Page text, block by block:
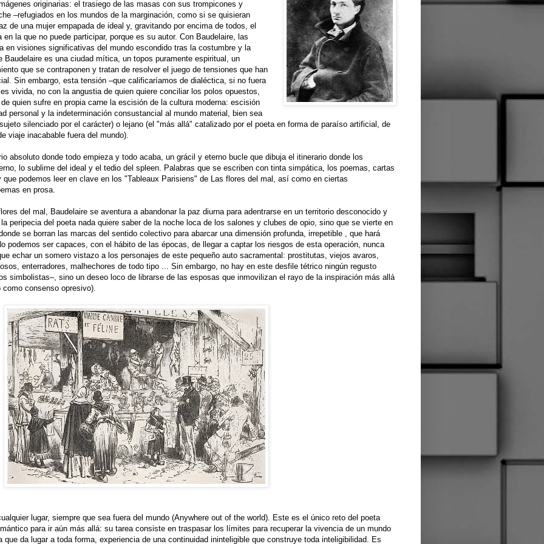
originarias: el trasiego de las masas con sus trompicones y
–refugiados en los mundos de la marginación, como si se quisieran
de una mujer empapada de ideal y, gravitando por encima de todos, el
la que no puede participar, porque es su autor. Con Baudelaire, las
en visiones significativas del mundo escondido tras la costumbre y la
es una ciudad mítica, un topos puramente espiritual, un
que se contraponen y tratan de resolver el juego de tensiones que han
Sin embargo, esta tensión –que calificaríamos de dialéctica, si no fuera
vivida, no con la angustia de quien quiere conciliar los polos opuestos,
quien sufre en propia carne la escisión de la cultura moderna: escisión
personal y la indeterminación consustancial al mundo material, bien sea
silenciado por el carácter) o lejano (el "más allá" catalizado por el poeta en forma de paraíso artificial, de
viaje inacabable fuera del mundo).
absoluto donde todo empieza y todo acaba, un grácil y eterno bucle que dibuja el itinerario donde los
lo sublime del ideal y el tedio del spleen. Palabras que se escriben con tinta simpática, los poemas, cartas
podemos leer en clave en los "Tableaux Parisiens" de Las flores del mal, así como en ciertas
en prosa.
del mal, Baudelaire se aventura a abandonar la paz diurna para adentrarse en un territorio desconocido y
peripecia del poeta nada quiere saber de la noche loca de los salones y clubes de opio, sino que se vierte en
se borran las marcas del sentido colectivo para abarcar una dimensión profunda, irrepetible , que hará
podemos ser capaces, con el hábito de las épocas, de llegar a captar los riesgos de esta operación, nunca
echar un somero vistazo a los personajes de este pequeño auto sacramental: prostitutas, viejos avaros,
enterradores, malhechores de todo tipo ... Sin embargo, no hay en este desfile tétrico ningún regusto
simbolistas–, sino un deseo loco de librarse de las esposas que inmovilizan el rayo de la inspiración más allá
consenso opresivo).
lugar, siempre que sea fuera del mundo (Anywhere out of the world). Este es el único reto del poeta
para ir aún más allá: su tarea consiste en traspasar los límites para recuperar la vivencia de un mundo
da lugar a toda forma, experiencia de una continuidad ininteligible que construye toda inteligibilidad. Es